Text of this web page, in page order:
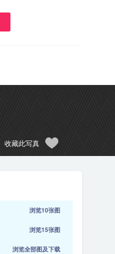
收藏此写真
浏览10张图
浏览15张图
浏览全部图及下载